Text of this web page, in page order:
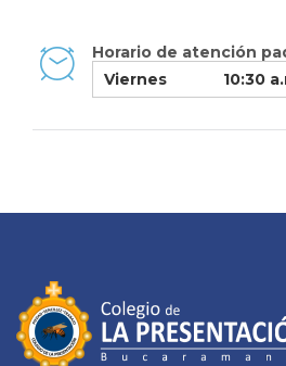
Horario de atención
Viernes
10:30